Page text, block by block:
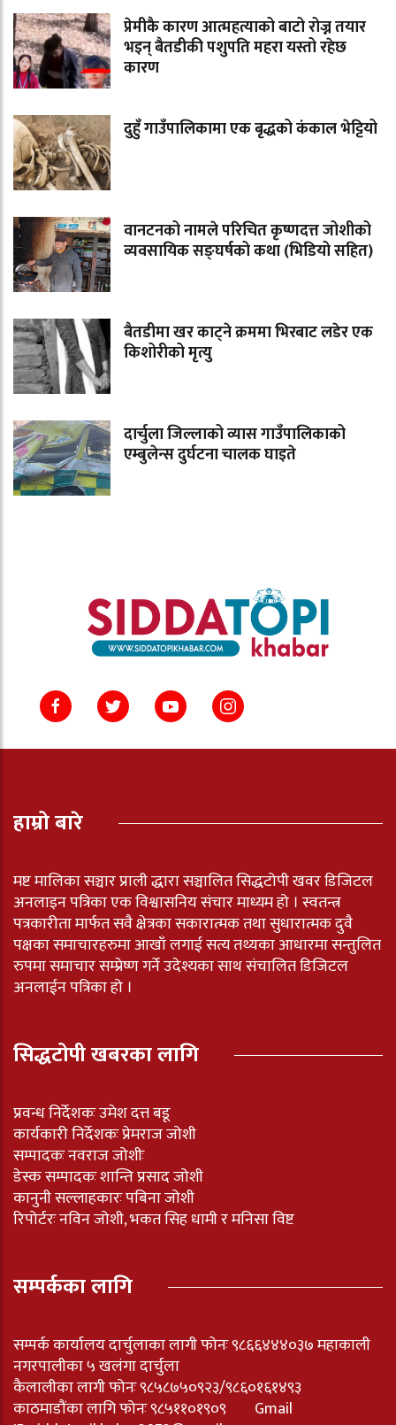
प्रेमीकै कारण आत्महत्याको बाटो रोज्न तयार
भइन् बैतडीकी पशुपति महरा यस्तो रहेछ
कारण
दुहुँ गाउँपालिकामा एक बृद्धको कंकाल भेट्टियो
वानटनको नामले परिचित कृष्णदत्त जोशीको
व्यवसायिक सङ्घर्षको कथा (भिडियो सहित)
बैतडीमा खर काट्ने क्रममा भिरबाट लडेर एक
किशोरीको मृत्यु
दार्चुला जिल्लाको व्यास गाउँपालिकाको
एम्बुलेन्स दुर्घटना चालक घाइते
हाम्रो बारे
मष्ट मालिका सञ्चार प्राली द्धारा सञ्चालित सिद्धटोपी खवर डिजिटल
अनलाइन पत्रिका एक विश्वासनिय संचार माध्यम हो । स्वतन्त्र
पत्रकारीता मार्फत सवै क्षेत्रका सकारात्मक तथा सुधारात्मक दुवै
पक्षका समाचारहरुमा आखाँ लगाई सत्य तथ्यका आधारमा सन्तुलित
रुपमा समाचार सम्प्रेष्ण गर्ने उदेश्यका साथ संचालित डिजिटल
अनलाईन पत्रिका हो ।
सिद्धटोपी खबरका लागि
प्रवन्ध निर्देशकः उमेश दत्त बडू
कार्यकारी निर्देशकः प्रेमराज जोशी
सम्पादकः नवराज जोशीः
डेस्क सम्पादकः शान्ति प्रसाद जोशी
कानुनी सल्लाहकारः पबिना जोशी
रिपोर्टरः नविन जोशी, भकत सिह धामी र मनिसा विष्ट
सम्पर्कका लागि
सम्पर्क कार्यालय दार्चुलाका लागी फोनः ९८६६४४४०३७ महाकाली
नगरपालीका ५ खलंगा दार्चुला
कैलालीका लागी फोनः ९८५८७५०९२३/९८६०१६१४९३
काठमाडौंका लागि फोनः ९८५११०१९०९ Gmail